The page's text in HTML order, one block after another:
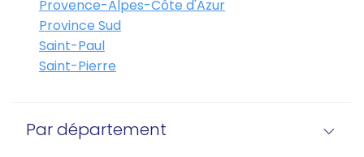
Provence-Alpes-Côte d'Azur
Province Sud
Saint-Paul
Saint-Pierre
Par département